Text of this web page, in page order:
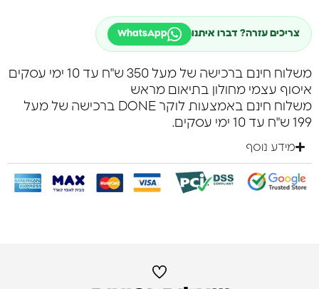
צריכים עזרה? דברו איתנו WhatsApp
משלוח חינם ברכישה של מעל 350 ש"ח עד 10 ימי עסקים
איסוף עצמי מחולון בתיאום מראש
משלוח חינם באמצעות לוקר DONE ברכישה של מעל
199 ש"ח עד 10 ימי עסקים.
מידע נוסף